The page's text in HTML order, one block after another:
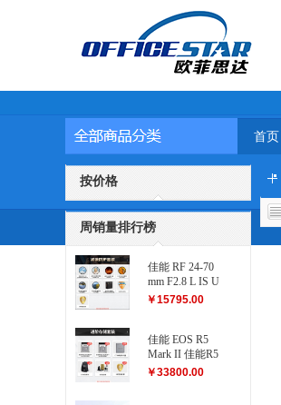
首页
按价格
周销量排行榜
佳能 RF 24-70
mm F2.8 L IS U
SM 滤镜防护
￥15795.00
佳能 EOS R5
Mark II 佳能R5
二代...
￥33800.00